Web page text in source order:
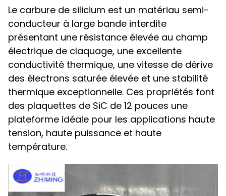
Le carbure de silicium est un matériau semi-
conducteur à large bande interdite
présentant une résistance élevée au champ
électrique de claquage, une excellente
conductivité thermique, une vitesse de dérive
des électrons saturée élevée et une stabilité
thermique exceptionnelle. Ces propriétés font
des plaquettes de SiC de 12 pouces une
plateforme idéale pour les applications haute
tension, haute puissance et haute
température.